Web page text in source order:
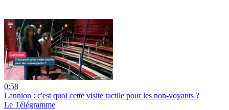
0:58
Lannion : c'est quoi cette visite tactile pour les non-voyants ?
Le Télégramme